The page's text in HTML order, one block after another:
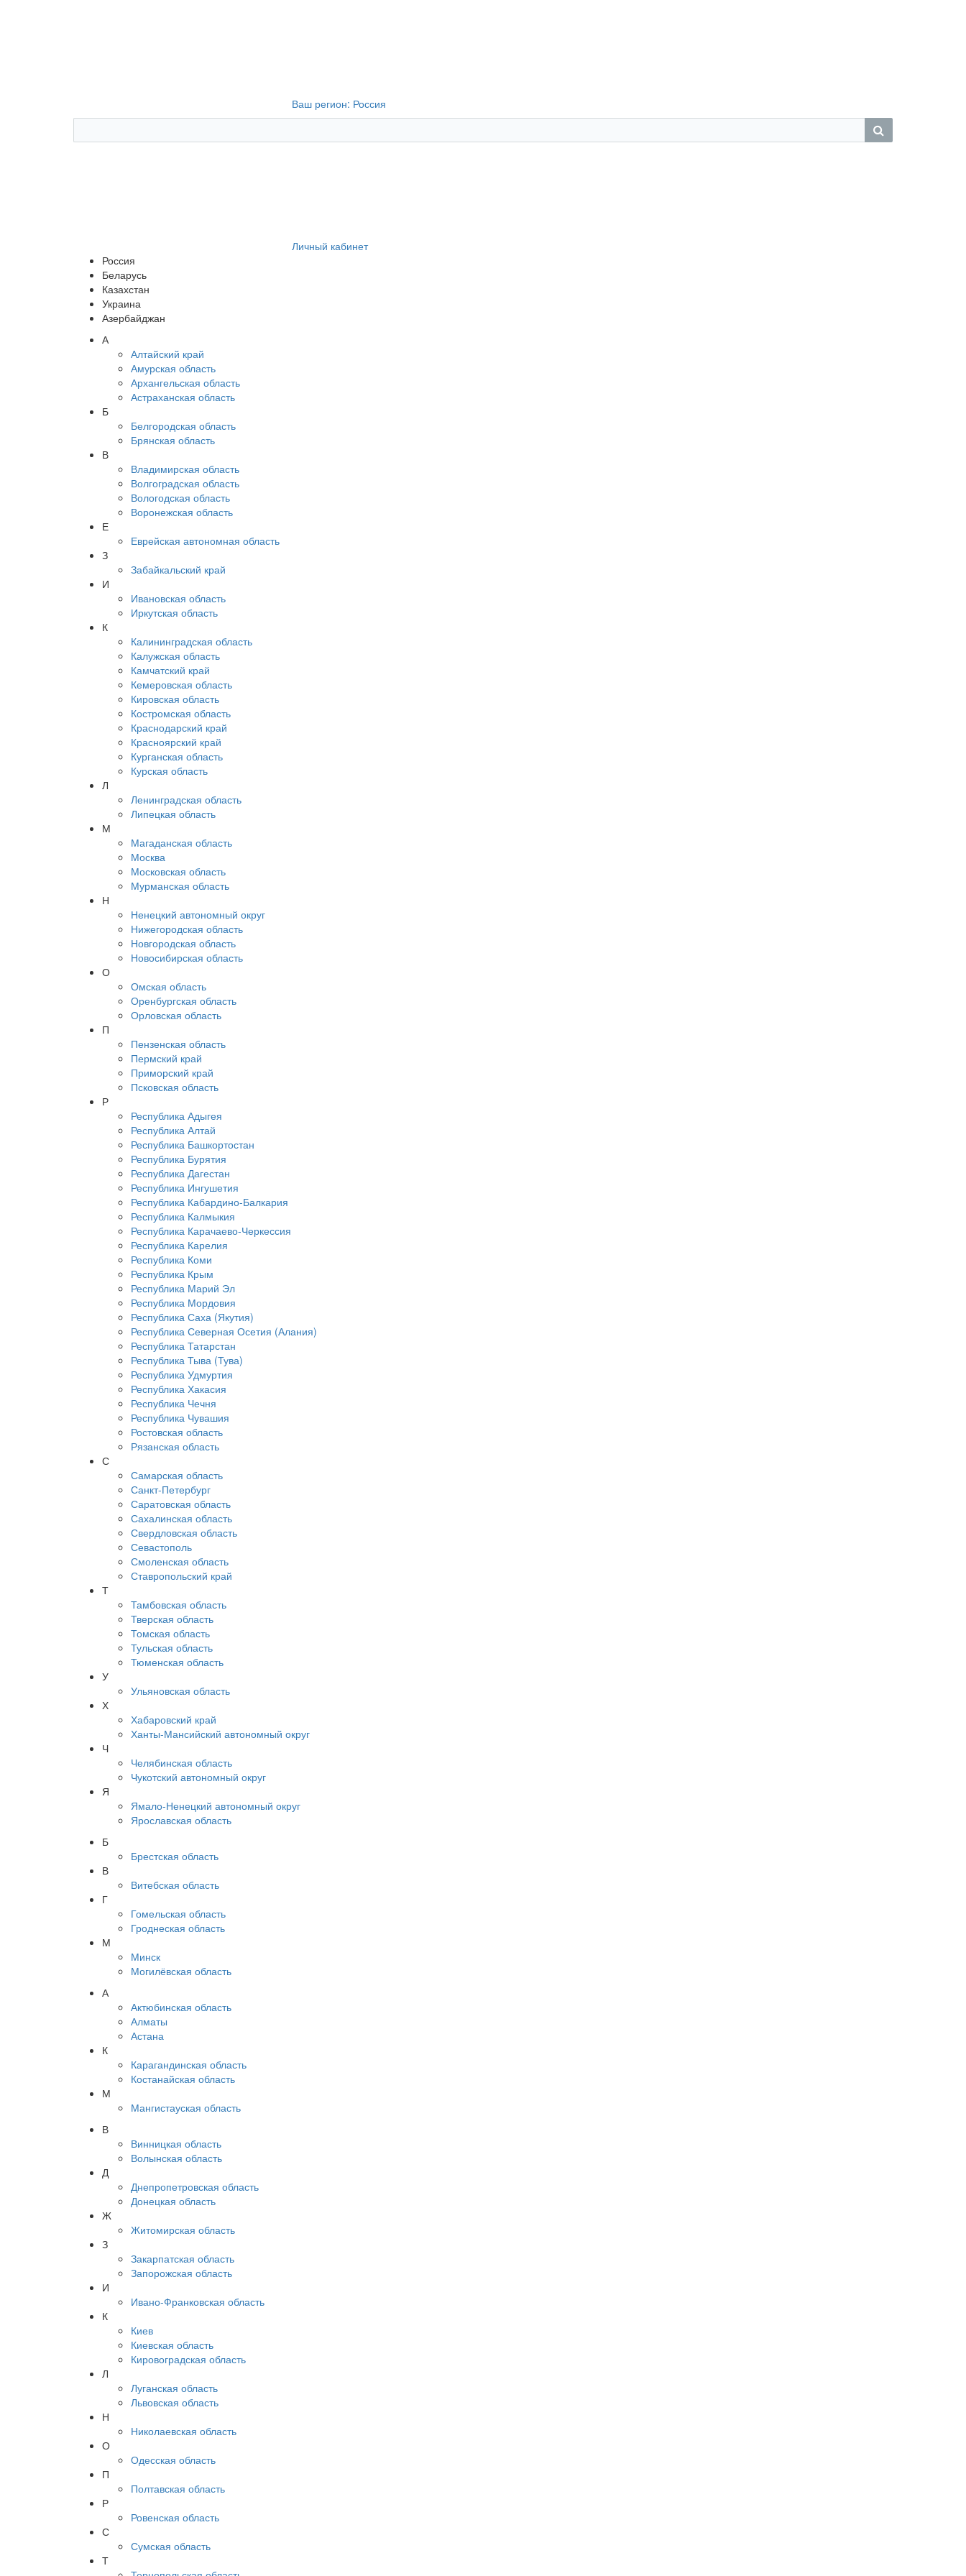
Ваш регион: Россия
Личный кабинет
Россия
Беларусь
Казахстан
Украина
Азербайджан
А
Алтайский край
Амурская область
Архангельская область
Астраханская область
Б
Белгородская область
Брянская область
В
Владимирская область
Волгоградская область
Вологодская область
Воронежская область
Е
Еврейская автономная область
З
Забайкальский край
И
Ивановская область
Иркутская область
К
Калининградская область
Калужская область
Камчатский край
Кемеровская область
Кировская область
Костромская область
Краснодарский край
Красноярский край
Курганская область
Курская область
Л
Ленинградская область
Липецкая область
М
Магаданская область
Москва
Московская область
Мурманская область
Н
Ненецкий автономный округ
Нижегородская область
Новгородская область
Новосибирская область
О
Омская область
Оренбургская область
Орловская область
П
Пензенская область
Пермский край
Приморский край
Псковская область
Р
Республика Адыгея
Республика Алтай
Республика Башкортостан
Республика Бурятия
Республика Дагестан
Республика Ингушетия
Республика Кабардино-Балкария
Республика Калмыкия
Республика Карачаево-Черкессия
Республика Карелия
Республика Коми
Республика Крым
Республика Марий Эл
Республика Мордовия
Республика Саха (Якутия)
Республика Северная Осетия (Алания)
Республика Татарстан
Республика Тыва (Тува)
Республика Удмуртия
Республика Хакасия
Республика Чечня
Республика Чувашия
Ростовская область
Рязанская область
С
Самарская область
Санкт-Петербург
Саратовская область
Сахалинская область
Свердловская область
Севастополь
Смоленская область
Ставропольский край
Т
Тамбовская область
Тверская область
Томская область
Тульская область
Тюменская область
У
Ульяновская область
Х
Хабаровский край
Ханты-Мансийский автономный округ
Ч
Челябинская область
Чукотский автономный округ
Я
Ямало-Ненецкий автономный округ
Ярославская область
Б
Брестская область
В
Витебская область
Г
Гомельская область
Гроднеская область
М
Минск
Могилёвская область
А
Актюбинская область
Алматы
Астана
К
Карагандинская область
Костанайская область
М
Мангистауская область
В
Винницкая область
Волынская область
Д
Днепропетровская область
Донецкая область
Ж
Житомирская область
З
Закарпатская область
Запорожская область
И
Ивано-Франковская область
К
Киев
Киевская область
Кировоградская область
Л
Луганская область
Львовская область
Н
Николаевская область
О
Одесская область
П
Полтавская область
Р
Ровенская область
С
Сумская область
Т